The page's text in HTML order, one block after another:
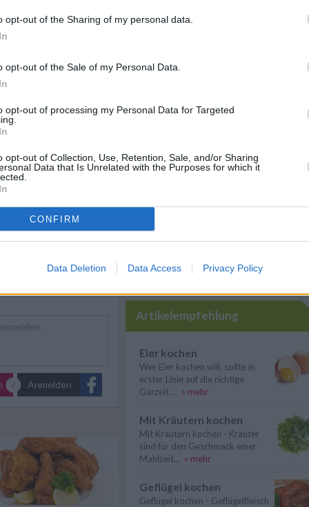
opt-out of the Sharing of my personal data.
opt-out of the Sale of my Personal Data.
opt-out of processing my Personal Data for Targeted
opt-out of Collection, Use, Retention, Sale, and/or Sharing
Data that Is Unrelated with the Purposes for which it
CONFIRM
Data Deletion Data Access Privacy Policy
Chutney.
/Huhn Rezepte /
Rezepte
Rezepte
Anmelden
Artikelempfehlung
Eier kochen
Wer Eier kochen will, sollte in
erster Linie auf die richtige
Garzeit ... » mehr
Mit Kräutern kochen
Mit Kräutern kochen - Kräuter
sind für den Geschmack einer
Mahlzeit... » mehr
Geflügel kochen
Geflügel kochen - Geflügelfleisch